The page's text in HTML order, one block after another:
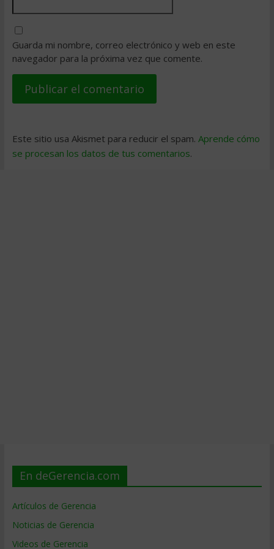
Guarda mi nombre, correo electrónico y web en este
navegador para la próxima vez que comente.
Este sitio usa Akismet para reducir el spam. Aprende cómo
se procesan los datos de tus comentarios.
En deGerencia.com
Artículos de Gerencia
Noticias de Gerencia
Videos de Gerencia